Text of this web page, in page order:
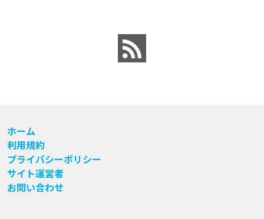
ホーム
利用規約
プライバシーポリシー
サイト運営者
お問い合わせ